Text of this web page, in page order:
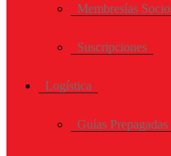
Membresías
Suscripciones
Logística
Guías Prepagadas